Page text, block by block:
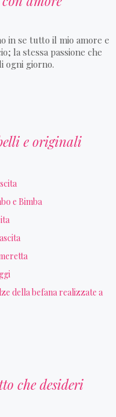
in se tutto il mio amore e
la stessa passione che
ogni giorno.
e originali
e Bimba
della befana realizzate a
che desideri